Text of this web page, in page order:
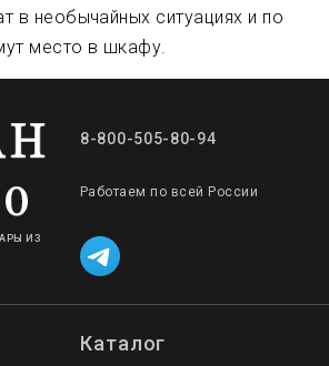
в необычайных ситуациях и по
место в шкафу.
ИЗ
8-800-505-80-94
Работаем по всей России
Каталог